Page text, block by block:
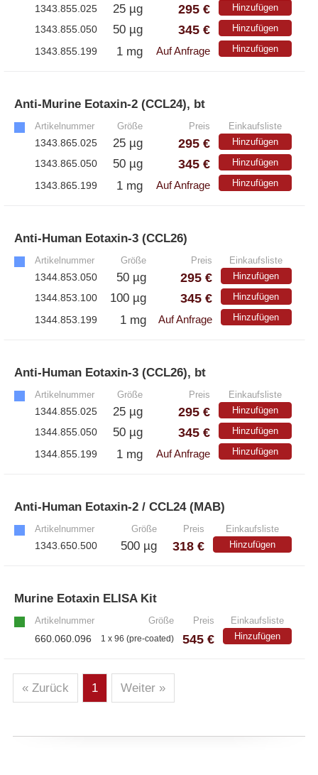
1343.855.025 25 µg 295 € Hinzufügen
1343.855.050 50 µg 345 € Hinzufügen
1343.855.199 1 mg Auf Anfrage Hinzufügen
Anti-Murine Eotaxin-2 (CCL24), bt
Artikelnummer Größe Preis Einkaufsliste
1343.865.025 25 µg 295 € Hinzufügen
1343.865.050 50 µg 345 € Hinzufügen
1343.865.199 1 mg Auf Anfrage Hinzufügen
Anti-Human Eotaxin-3 (CCL26)
Artikelnummer Größe Preis Einkaufsliste
1344.853.050 50 µg 295 € Hinzufügen
1344.853.100 100 µg 345 € Hinzufügen
1344.853.199 1 mg Auf Anfrage Hinzufügen
Anti-Human Eotaxin-3 (CCL26), bt
Artikelnummer Größe Preis Einkaufsliste
1344.855.025 25 µg 295 € Hinzufügen
1344.855.050 50 µg 345 € Hinzufügen
1344.855.199 1 mg Auf Anfrage Hinzufügen
Anti-Human Eotaxin-2 / CCL24 (MAB)
Artikelnummer Größe Preis Einkaufsliste
1343.650.500 500 µg 318 € Hinzufügen
Murine Eotaxin ELISA Kit
Artikelnummer Größe Preis Einkaufsliste
660.060.096 1 x 96 (pre-coated) 545 € Hinzufügen
« Zurück 1 Weiter »